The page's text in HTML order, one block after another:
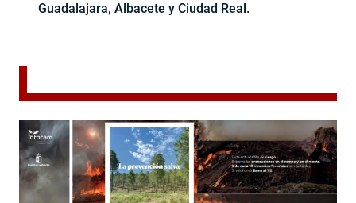
Guadalajara, Albacete y Ciudad Real.